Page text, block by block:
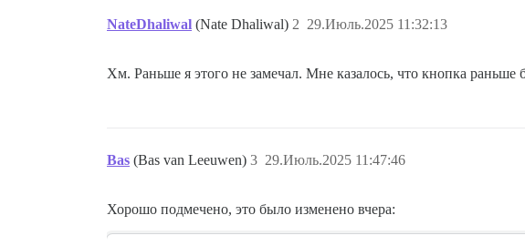
NateDhaliwal (Nate Dhaliwal) 29.Июль.2025 11:32:13
2
Хм. Раньше я этого не замечал. Мне казалось, что кнопка раньше
Bas (Bas van Leeuwen) 29.Июль.2025 11:47:46
3
Хорошо подмечено, это было изменено вчера: